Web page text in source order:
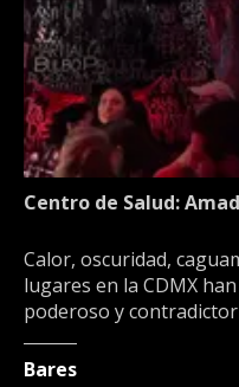
Centro de Salud:
Calor, oscuridad,
lugares en la CDMX
poderoso y
Bares